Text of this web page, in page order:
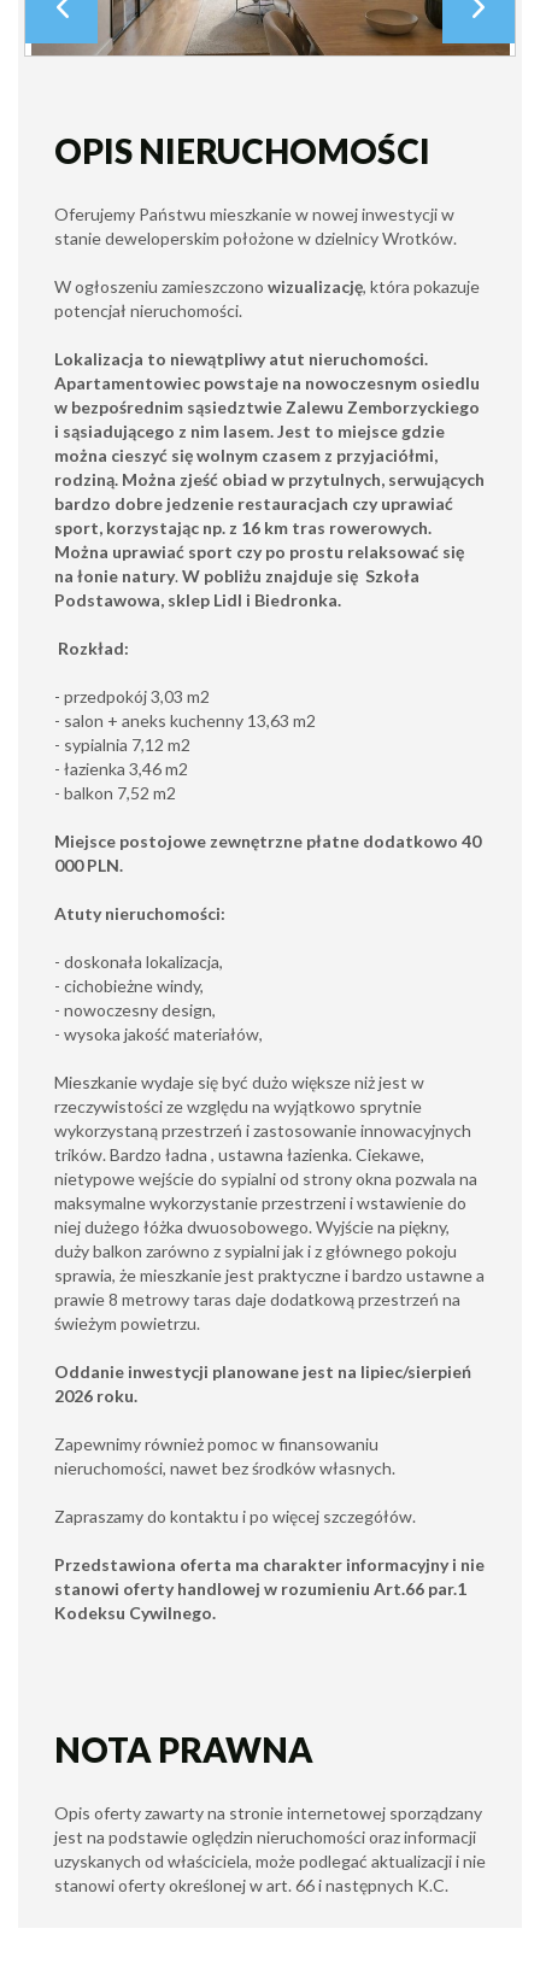
OPIS NIERUCHOMOŚCI
Oferujemy Państwu mieszkanie w nowej inwestycji w
stanie deweloperskim położone w dzielnicy Wrotków.
W ogłoszeniu zamieszczono wizualizację, która pokazuje
potencjał nieruchomości.
Lokalizacja to niewątpliwy atut nieruchomości.
Apartamentowiec powstaje na nowoczesnym osiedlu
w bezpośrednim sąsiedztwie Zalewu Zemborzyckiego
i sąsiadującego z nim lasem. Jest to miejsce gdzie
można cieszyć się wolnym czasem z przyjaciółmi,
rodziną. Można zjeść obiad w przytulnych, serwujących
bardzo dobre jedzenie restauracjach czy uprawiać
sport, korzystając np. z 16 km tras rowerowych.
Można uprawiać sport czy po prostu relaksować się
na łonie natury. W pobliżu znajduje się Szkoła
Podstawowa, sklep Lidl i Biedronka.
Rozkład:
- przedpokój 3,03 m2
- salon + aneks kuchenny 13,63 m2
- sypialnia 7,12 m2
- łazienka 3,46 m2
- balkon 7,52 m2
Miejsce postojowe zewnętrzne płatne dodatkowo 40
000 PLN.
Atuty nieruchomości:
- doskonała lokalizacja,
- cichobieżne windy,
- nowoczesny design,
- wysoka jakość materiałów,
Mieszkanie wydaje się być dużo większe niż jest w
rzeczywistości ze względu na wyjątkowo sprytnie
wykorzystaną przestrzeń i zastosowanie innowacyjnych
trików. Bardzo ładna , ustawna łazienka. Ciekawe,
nietypowe wejście do sypialni od strony okna pozwala na
maksymalne wykorzystanie przestrzeni i wstawienie do
niej dużego łóżka dwuosobowego. Wyjście na piękny,
duży balkon zarówno z sypialni jak i z głównego pokoju
sprawia, że mieszkanie jest praktyczne i bardzo ustawne a
prawie 8 metrowy taras daje dodatkową przestrzeń na
świeżym powietrzu.
Oddanie inwestycji planowane jest na lipiec/sierpień
2026 roku.
Zapewnimy również pomoc w finansowaniu
nieruchomości, nawet bez środków własnych.
Zapraszamy do kontaktu i po więcej szczegółów.
Przedstawiona oferta ma charakter informacyjny i nie
stanowi oferty handlowej w rozumieniu Art.66 par.1
Kodeksu Cywilnego.
NOTA PRAWNA
Opis oferty zawarty na stronie internetowej sporządzany
jest na podstawie oględzin nieruchomości oraz informacji
uzyskanych od właściciela, może podlegać aktualizacji i nie
stanowi oferty określonej w art. 66 i następnych K.C.